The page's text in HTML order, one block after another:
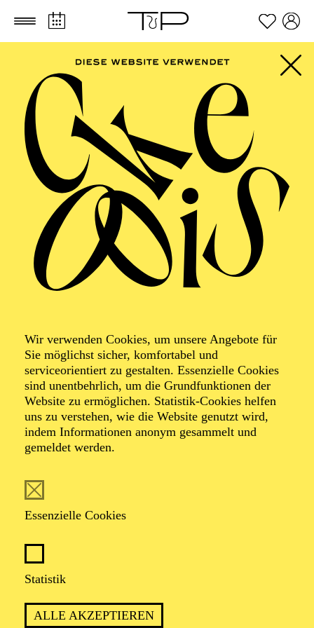
Zum Hauptinhalt springen Zum Footer springen
Wir verwenden Cookies, um unsere Angebote für
Sie möglichst sicher, komfortabel und
serviceorientiert zu gestalten. Essenzielle Cookies
sind unentbehrlich, um die Grundfunktionen der
Website zu ermöglichen. Statistik-Cookies helfen
uns zu verstehen, wie die Website genutzt wird,
indem Informationen anonym gesammelt und
gemeldet werden.
Essenzielle Cookies
Statistik
ALLE AKZEPTIEREN
Foto: Giulietta Morello
Andreas Hermann
Der Tenor Andreas Hermann studierte zunächst
Karlsruhe. Anschließend absolvierte er sein
Musikstudium bei Prof. Reginaldo Pinheiro an den